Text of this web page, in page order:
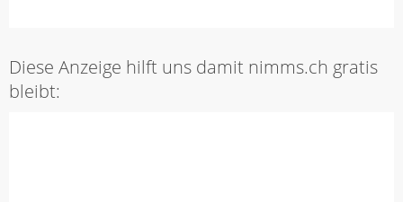
Diese Anzeige hilft uns damit nimms.ch gratis
bleibt: